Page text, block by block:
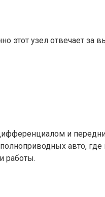
этот узел отвечает за
и
авто,
работы.